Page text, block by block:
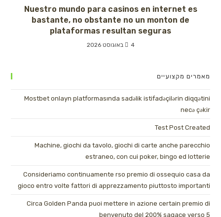
Nuestro mundo para casinos en internet es
bastante, no obstante no un monton de
plataformas resultan seguras
4 באוגוסט 2026
מאמרים מקצועיים
Mostbet onlayn platformasında sadəlik istifadəçilərin diqqətini
necə çəkir
Test Post Created
Machine, giochi da tavolo, giochi di carte anche parecchio
estraneo, con cui poker, bingo ed lotterie
Consideriamo continuamente rso premio di ossequio casa da
gioco entro volte fattori di apprezzamento piuttosto importanti
Circa Golden Panda puoi mettere in azione certain premio di
benvenuto del 200% sagace verso 5